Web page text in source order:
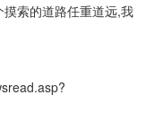
索的道路任重道远,我